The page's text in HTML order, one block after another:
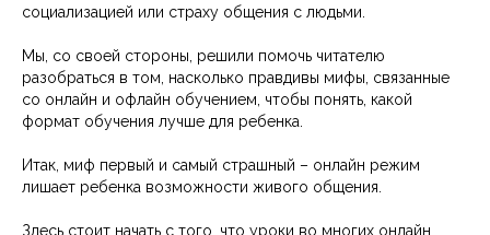
социализацией или страху общения с людьми.
Мы, со своей стороны, решили помочь читателю
разобраться в том, насколько правдивы мифы, связанные
со онлайн и офлайн обучением, чтобы понять, какой
формат обучения лучше для ребенка.
Итак, миф первый и самый страшный – онлайн режим
лишает ребенка возможности живого общения.
Здесь стоит начать с того, что уроки во многих онлайн